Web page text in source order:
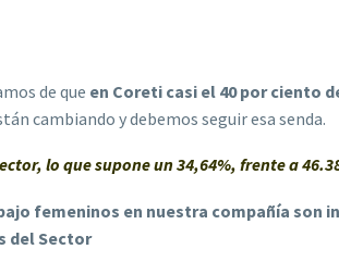
de que en Coreti casi el 40 por ciento
cambiando y debemos seguir esa senda.
lo que supone un 34,64%, frente a
femeninos en nuestra compañía son
del Sector